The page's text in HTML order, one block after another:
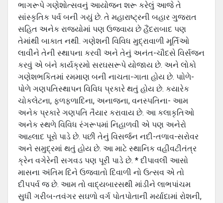
ભાગરૂપે ગણેશોત્સવનું આયોજન શરૂ કરેલું આજે તે
સાંસ્કૃતિક પર્વ બની ગયું છે. તે મહારાષ્ટ્રની બહાર ગુજરાત
સહિત અનેક રાજયોમાં પણ ઉજવાય છે હૈંદરાબાદ પણ
તેમાંથી બાકાત નથી. ગણેશની વિવિધ મુદ્રાવાળી મૂર્તિઓ
લાવીને તેની સ્થાપના કરવી અને તેનું અનંત-ચૌદસે વિર્સજન
કરવું એ બંને કાર્યક્રમો સરઘસરૂપે યોજાય છે. અને લોકો
ગણેશભકિતમાં રમમાણ બની નાચતા-ગાતા હોય છે. પાોળે-
પોળે ગણપતિસ્થાપન વિવિધ પ્રકારે થતું હોય છે. કયારેક
ચોકલેટના, ફળફળાદિના, અનાજના, વનસ્પતિના- આમ
અનેક પ્રકારે ગણપતિ તૈયાર કરાવાય છે. આ કલાકૃતિઓ
અનેક સ્થળે વિવિધ રંગરૂપમાં નિહાળવી એ પણ અનેરો
આહ્લાદ પૂરો પાડે છે. પછી તેનું વિસર્જન નદી-તળાવ-સરોવર
અને સમુદ્રમાં થતું હોય છે. આ માટે સ્થાનિક વહીવટીતંત્ર
ક્રેન વગેરેની સગવડ પણ પૂરી પાડે છે. * દીપાવલી આસો
માસના અંતિમ દિને ઉજવાતો દિવાળી નો ઉત્સવ એ તો
દીપપર્વ જ છે. આમ તો વાદ્યબારસથી માંડીને લાભપાંચમ
સુધી ગરીબ-તવંગર સઘળો વર્ગ પોતપોતાની મર્યાદામાં રોશની,